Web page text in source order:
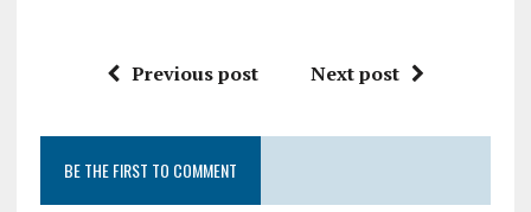
Previous post Next post
BE THE FIRST TO COMMENT